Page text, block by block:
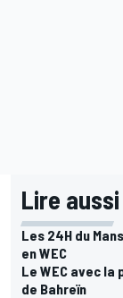
Lire
Les 24H du
en WEC
Le WEC avec
de Bahreïn